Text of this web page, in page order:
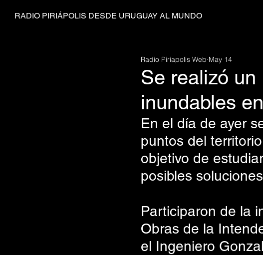
RADIO PIRIÁPOLIS DESDE URUGUAY AL MUNDO
Se realizó
inundables
Radio Piriapolis Web May 14
En el día de ayer
puntos del
objetivo de
posibles
Participaron de la
Obras de la
el Ingeniero